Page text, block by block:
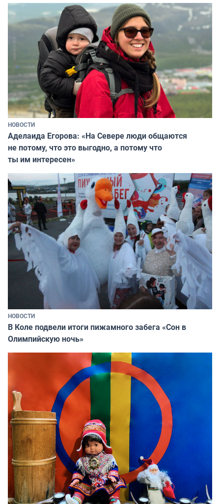
НОВОСТИ
Аделаида Егорова: «На Севере люди общаются
не потому, что это выгодно, а потому что
ты им интересен»
НОВОСТИ
В Коле подвели итоги пижамного забега «Сон в
Олимпийскую ночь»